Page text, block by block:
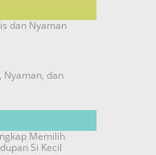
dan Nyaman
Nyaman, dan
Memilih
Si Kecil